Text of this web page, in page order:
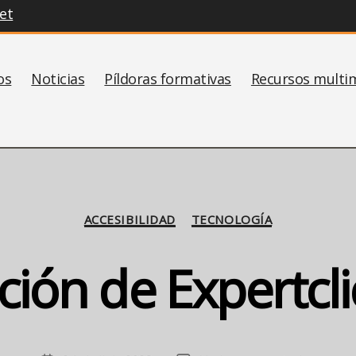
Noticias Píldoras formativas Recursos
Categorías
ACCESIBILIDAD TECNOLOGÍA
de